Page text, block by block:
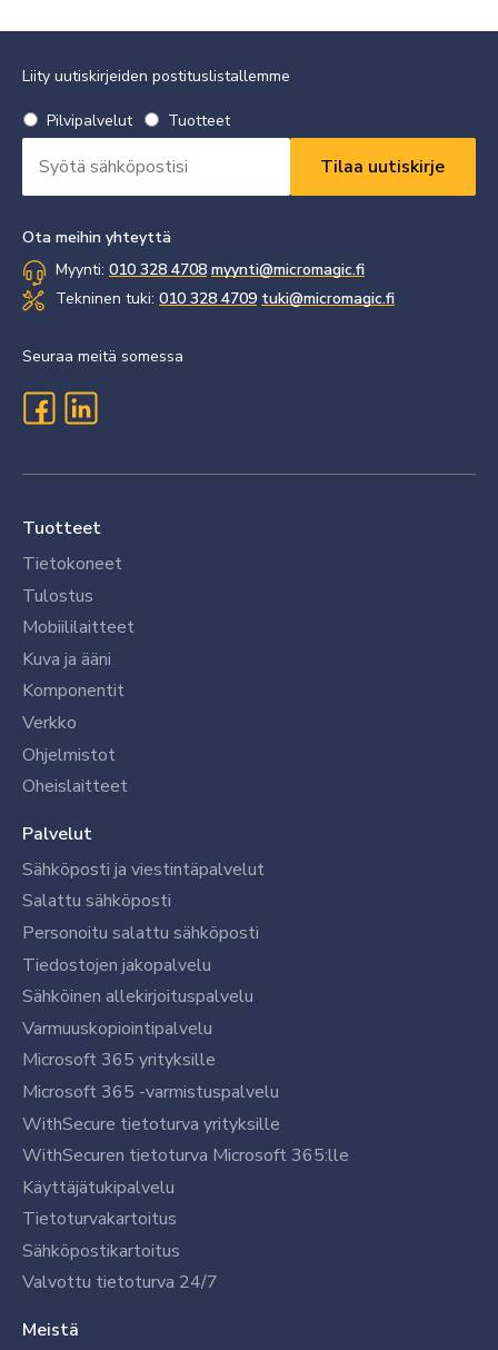
Liity uutiskirjeiden postituslistallemme
Valitse
uutiskirje
*
Vaaditaan
Pilvipalvelut Tuotteet
*
Vaaditaan
Ota meihin yhteyttä
Myynti: 010 328 4708 myynti@micromagic.fi
Tekninen tuki: 010 328 4709 tuki@micromagic.fi
Seuraa meitä somessa
Tuotteet
Tietokoneet
Tulostus
Mobiililaitteet
Kuva ja ääni
Komponentit
Verkko
Ohjelmistot
Oheislaitteet
Palvelut
Sähköposti ja viestintäpalvelut
Salattu sähköposti
Personoitu salattu sähköposti
Tiedostojen jakopalvelu
Sähköinen allekirjoituspalvelu
Varmuuskopiointipalvelu
Microsoft 365 yrityksille
Microsoft 365 -varmistuspalvelu
WithSecure tietoturva yrityksille
WithSecuren tietoturva Microsoft 365:lle
Käyttäjätukipalvelu
Tietoturvakartoitus
Sähköpostikartoitus
Valvottu tietoturva 24/7
Meistä